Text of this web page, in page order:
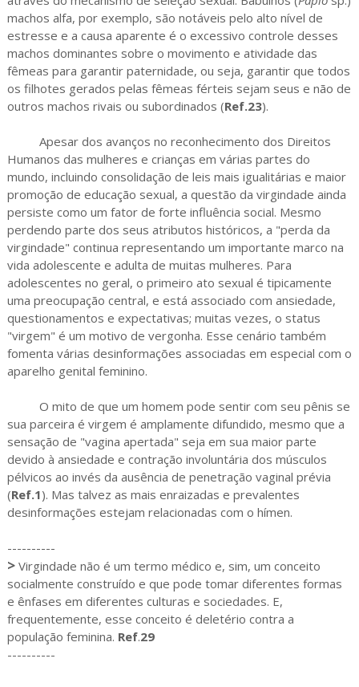
machos alfa, por exemplo, são notáveis pelo alto nível de
estresse e a causa aparente é o excessivo controle desses
machos dominantes sobre o movimento e atividade das
fêmeas para garantir paternidade, ou seja, garantir que todos
os filhotes gerados pelas fêmeas férteis sejam seus e não de
outros machos rivais ou subordinados (Ref.23).
Apesar dos avanços no reconhecimento dos Direitos
Humanos das mulheres e crianças em várias partes do
mundo, incluindo consolidação de leis mais igualitárias e maior
promoção de educação sexual, a questão da virgindade ainda
persiste como um fator de forte influência social. Mesmo
perdendo parte dos seus atributos históricos, a "perda da
virgindade" continua representando um importante marco na
vida adolescente e adulta de muitas mulheres. Para
adolescentes no geral, o primeiro ato sexual é tipicamente
uma preocupação central, e está associado com ansiedade,
questionamentos e expectativas; muitas vezes, o status
"virgem" é um motivo de vergonha. Esse cenário também
fomenta várias desinformações associadas em especial com o
aparelho genital feminino.
O mito de que um homem pode sentir com seu pênis se
sua parceira é virgem é amplamente difundido, mesmo que a
sensação de "vagina apertada" seja em sua maior parte
devido à ansiedade e contração involuntária dos músculos
pélvicos ao invés da ausência de penetração vaginal prévia
(Ref.1). Mas talvez as mais enraizadas e prevalentes
desinformações estejam relacionadas com o hímen.
----------
>Virgindade não é um termo médico e, sim, um conceito
socialmente construído e que pode tomar diferentes formas
e ênfases em diferentes culturas e sociedades. E,
frequentemente, esse conceito é deletério contra a
população feminina. Ref.29
----------